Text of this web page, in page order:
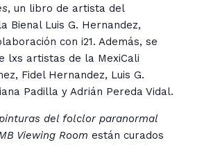
, un libro de artista del
Bienal Luis G. Hernandez,
con i21. Además, se
lxs artistas de la MexiCali
Fidel Hernandez, Luis G.
Padilla y Adrián Pereda Vidal.
del folclor paranormal
Viewing Room están curados